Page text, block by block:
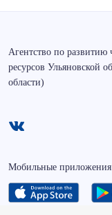
Агентство по развитию
ресурсов Ульяновской
области)
Мобильные приложения